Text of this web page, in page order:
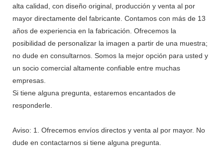
alta calidad, con diseño original, producción y venta al por
mayor directamente del fabricante. Contamos con más de 13
años de experiencia en la fabricación. Ofrecemos la
posibilidad de personalizar la imagen a partir de una muestra;
no dude en consultarnos. Somos la mejor opción para usted y
un socio comercial altamente confiable entre muchas
empresas.
Si tiene alguna pregunta, estaremos encantados de
responderle.
Aviso: 1. Ofrecemos envíos directos y venta al por mayor. No
dude en contactarnos si tiene alguna pregunta.